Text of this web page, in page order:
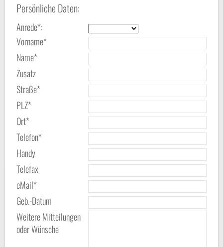
Persönliche Daten:
Anrede*:
Vorname*
Name*
Zusatz
Straße*
PLZ*
Ort*
Telefon*
Handy
Telefax
eMail*
Geb.-Datum
Weitere Mitteilungen
oder Wünsche